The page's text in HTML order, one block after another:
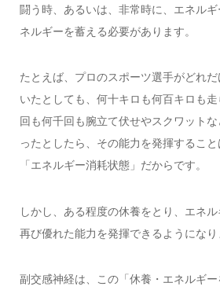
闘う時、あるいは、非常時に、エネル
ネルギーを蓄える必要があります。
たとえば、プロのスポーツ選手がどれ
いたとしても、何十キロも何百キロも
回も何千回も腕立て伏せやスクワット
ったとしたら、その能力を発揮すること
「エネルギー消耗状態」だからです。
しかし、ある程度の休養をとり、エネル
再び優れた能力を発揮できるようになり
副交感神経は、この「休養・エネルギ